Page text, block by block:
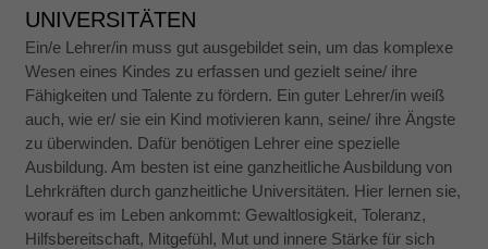
UNIVERSITÄTEN
Ein/e Lehrer/in muss gut ausgebildet sein, um das komplexe
Wesen eines Kindes zu erfassen und gezielt seine/ ihre
Fähigkeiten und Talente zu fördern. Ein guter Lehrer/in weiß
auch, wie er/ sie ein Kind motivieren kann, seine/ ihre Ängste
zu überwinden. Dafür benötigen Lehrer eine spezielle
Ausbildung. Am besten ist eine ganzheitliche Ausbildung von
Lehrkräften durch ganzheitliche Universitäten. Hier lernen sie,
worauf es im Leben ankommt: Gewaltlosigkeit, Toleranz,
Hilfsbereitschaft, Mitgefühl, Mut und innere Stärke für sich